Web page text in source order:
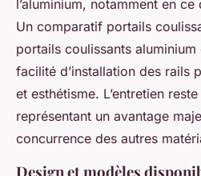
l’aluminium, notamment en
Un comparatif portails
portails coulissants
facilité d’installation des rails
et esthétisme. L’entretien
représentant un avantage
concurrence des autres
Design et modèles